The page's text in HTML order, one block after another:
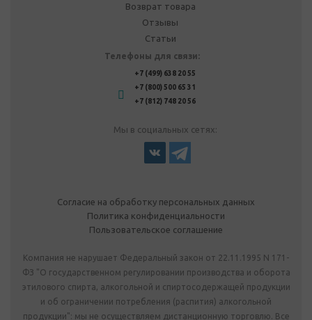
Возврат товара
Отзывы
Статьи
Телефоны для связи:
+7 (499) 638 20 55
+7 (800) 500 65 31
+7 (812) 748 20 56
Мы в социальных сетях:
Согласие на обработку персональных данных
Политика конфиденциальности
Пользовательское соглашение
Компания не нарушает Федеральный закон от 22.11.1995 N 171-
ФЗ "О государственном регулировании производства и оборота
этилового спирта, алкогольной и спиртосодержащей продукции
и об ограничении потребления (распития) алкогольной
продукции": мы не осуществляем дистанционную торговлю. Все